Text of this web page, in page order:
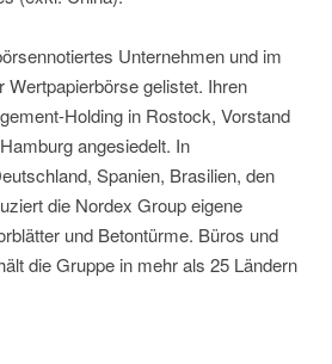
Unternehmen und im
Wertpapierbörse gelistet. Ihren
Holding in Rostock, Vorstand
angesiedelt. In
Spanien, Brasilien, den
die Nordex Group eigene
und Betontürme. Büros und
die Gruppe in mehr als 25 Ländern